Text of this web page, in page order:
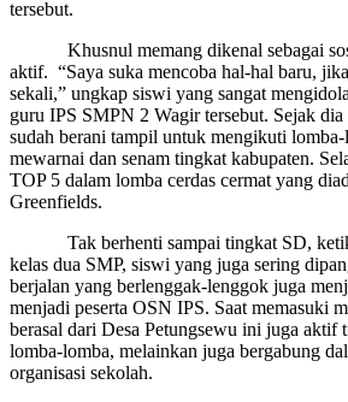
tersebut.
Khusnul memang dikenal sebagai
aktif. “Saya suka mencoba hal-hal baru,
sekali,” ungkap siswi yang sangat
guru IPS SMPN 2 Wagir tersebut. Sejak
sudah berani tampil untuk mengikuti
mewarnai dan senam tingkat kabupaten.
TOP 5 dalam lomba cerdas cermat yang
Greenfields.
Tak berhenti sampai tingkat SD,
kelas dua SMP, siswi yang juga sering
berjalan yang berlenggak-lenggok juga
menjadi peserta OSN IPS. Saat memasuki
berasal dari Desa Petungsewu ini juga aktif
lomba-lomba, melainkan juga bergabung
organisasi sekolah.